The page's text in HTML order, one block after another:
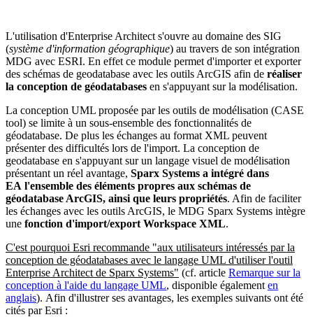
L'utilisation d'Enterprise Architect s'ouvre au domaine des SIG
(système d'information géographique) au travers de son intégration
MDG avec ESRI. En effet ce module permet d'importer et exporter
des schémas de geodatabase avec les outils ArcGIS afin de réaliser
la conception de géodatabases en s'appuyant sur la modélisation.
La conception UML proposée par les outils de modélisation (CASE
tool) se limite à un sous-ensemble des fonctionnalités de
géodatabase. De plus les échanges au format XML peuvent
présenter des difficultés lors de l'import. La conception de
geodatabase en s'appuyant sur un langage visuel de modélisation
présentant un réel avantage, Sparx Systems a intégré dans
EA l'ensemble des éléments propres aux schémas de
géodatabase ArcGIS, ainsi que leurs propriétés. Afin de faciliter
les échanges avec les outils ArcGIS, le MDG Sparx Systems intègre
une fonction d'import/export Workspace XML.
C'est pourquoi Esri recommande "aux utilisateurs intéressés par la
conception de géodatabases avec le langage UML d'utiliser l'outil
Enterprise Architect de Sparx Systems" (cf. article Remarque sur la
conception à l'aide du langage UML, disponible également en
anglais). Afin d'illustrer ses avantages, les exemples suivants ont été
cités par Esri :